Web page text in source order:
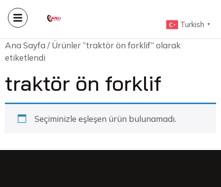
Turkish ▼
Ana Sayfa/ Ürünler “traktör ön forklif” olarak
etiketlendi
traktör ön forklif
Seçiminizle eşleşen ürün bulunamadı.